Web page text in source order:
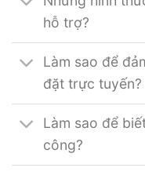
hỗ trợ?
Làm sao để
đặt trực tuyến?
Làm sao để
công?